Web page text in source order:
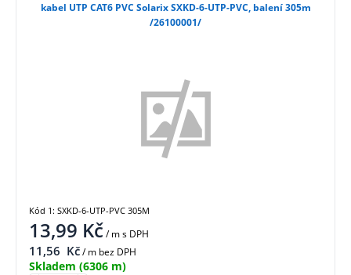
kabel UTP CAT6 PVC Solarix SXKD-6-UTP-PVC, balení 305m
/26100001/
13,99 Kč/ ms DPH
11,56 Kč/ m bez DPH
Skladem (6306 m)
Kód 1: SXKD-6-UTP-PVC 305M